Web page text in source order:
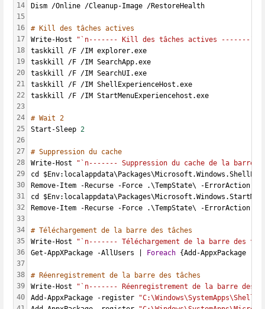
14
15
16
17
18
19
20
21
22
23
24
25
26
27
28
29
30
31
32
33
34
35
36
37
38
39
40
Dism /Online /Cleanup-Image /RestoreHealth
# Kill des tâches actives
Write-Host
"`n------- Kill des tâches actives -------`n"
taskkill /F /IM explorer.exe
taskkill /F /IM SearchApp.exe
taskkill /F /IM SearchUI.exe
taskkill /F /IM ShellExperienceHost.exe
taskkill /F /IM StartMenuExperiencehost.exe
# Wait 2
Start-Sleep 2
# Suppression du cache
Write-Host
"`n------- Suppression du cache de la barre
cd
Remove-Item -Recurse -Force .\TempState\ -ErrorAction
cd
Remove-Item -Recurse -Force .\TempState\ -ErrorAction
# Téléchargement de la barre des tâches
Write-Host
"`n------- Téléchargement de la barre des
Get-AppXPackage -AllUsers | Foreach {Add-AppxPackage -
# Réenregistrement de la barre des tâches
Write-Host
"`n------- Réenregistrement de la barre des
Add-AppxPackage -register